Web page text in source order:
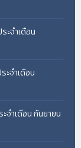
ะจำเดือน
ะจำเดือน
จำเดือน กันยายน